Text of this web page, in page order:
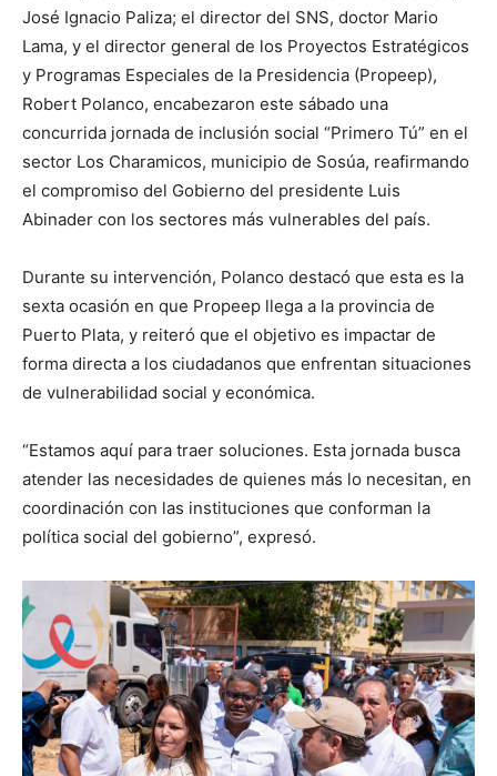
José Ignacio Paliza; el director del SNS, doctor Mario
Lama, y el director general de los Proyectos Estratégicos
y Programas Especiales de la Presidencia (Propeep),
Robert Polanco, encabezaron este sábado una
concurrida jornada de inclusión social “Primero Tú” en el
sector Los Charamicos, municipio de Sosúa, reafirmando
el compromiso del Gobierno del presidente Luis
Abinader con los sectores más vulnerables del país.
Durante su intervención, Polanco destacó que esta es la
sexta ocasión en que Propeep llega a la provincia de
Puerto Plata, y reiteró que el objetivo es impactar de
forma directa a los ciudadanos que enfrentan situaciones
de vulnerabilidad social y económica.
“Estamos aquí para traer soluciones. Esta jornada busca
atender las necesidades de quienes más lo necesitan, en
coordinación con las instituciones que conforman la
política social del gobierno”, expresó.